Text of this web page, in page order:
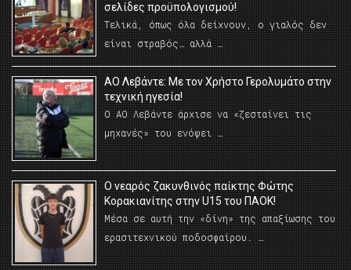
σελίδες προϋπολογισμού!
Τελικά, όπως όλα δείχνουν, ο γιαλός δεν
είναι στραβός… αλλά …
ΑΟ Λεβάντε: Με τον Χρήστο Γερολυμάτο στην
τεχνική ηγεσία!
Ο ΑΟ Λεβάντε άρχισε να «ζεσταίνει τις
μηχανές» του ενόψει …
O νεαρός ζακυνθινός παίκτης Φώτης
Κορακιανίτης στην U15 του ΠΑΟΚ!
Μέσα σε αυτή την «δίνη» της απαξίωσης του
ερασιτεχνικού ποδοσφαίρου. …